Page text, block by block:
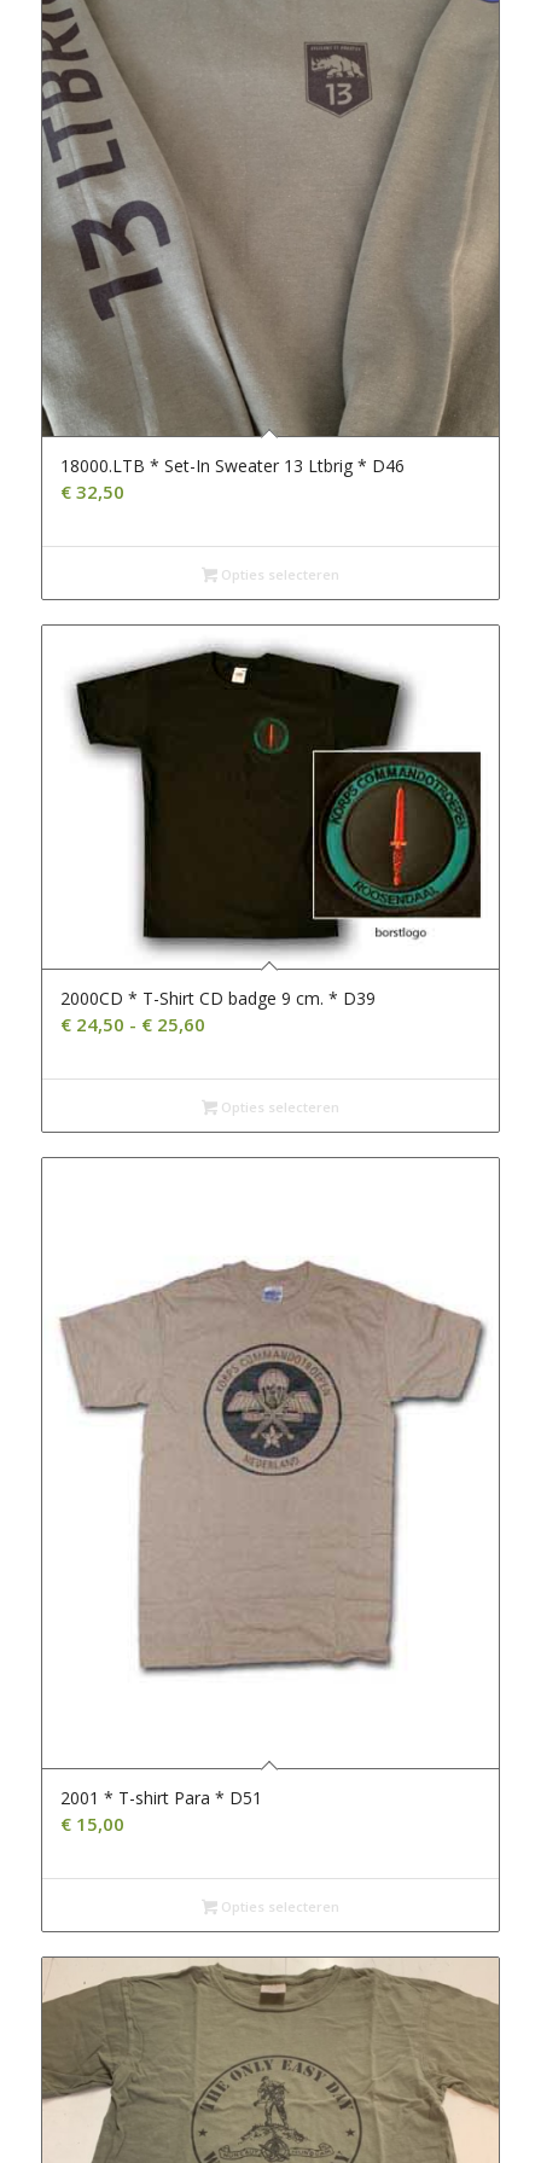
18000.LTB * Set-In Sweater 13 Ltbrig * D46
€32,50
Opties selecteren
2000CD * T-Shirt CD badge 9 cm. * D39
€24,50 - €25,60Prijsklasse:
tot
€ 25,60
Opties selecteren
2001 * T-shirt Para * D51
€15,00
Opties selecteren